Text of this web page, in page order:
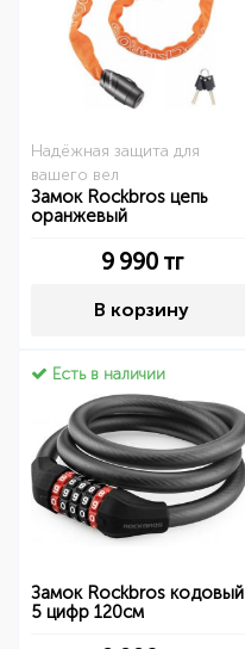
Надёжная защита для
вашего вел
Замок Rockbros цепь
оранжевый
9 990тг
В корзину
Есть в наличии
Замок Rockbros кодовый
5 цифр 120см